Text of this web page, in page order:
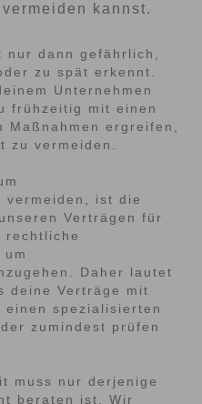
kannst.
dann gefährlich,
zu spät erkennt.
Unternehmen
frühzeitig mit einen
Maßnahmen ergreifen,
zu vermeiden.
vermeiden, ist die
Verträgen für
rechtliche
Daher lautet
deine Verträge mit
einen spezialisierten
zumindest prüfen
muss nur derjenige
beraten ist. Wir